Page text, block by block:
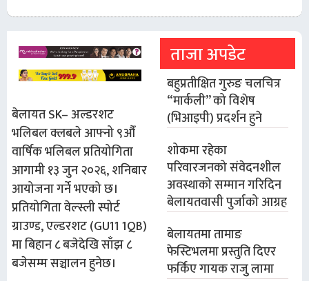
बेलायतSK– अल्डरशट
भलिबल क्लबले आफ्नो ९औँ
वार्षिक भलिबल प्रतियोगिता
आगामी१३ जुन २०२६, शनिबार
आयोजना गर्ने भएको छ।
प्रतियोगितावेल्स्ली स्पोर्ट
ग्राउण्ड, एल्डरशट (GU11 1QB)
मा बिहान ८ बजेदेखि साँझ ८
बजेसम्म सञ्चालन हुनेछ।
ताजा अपडेट
बहुप्रतीक्षित गुरुङ चलचित्र
“मार्कली” को विशेष
(भिआइपी) प्रदर्शन हुने
शोकमा रहेका
परिवारजनको संवेदनशील
अवस्थाको सम्मान गरिदिन
बेलायतवासी पुर्जाको आग्रह
बेलायतमा तामाङ
फेस्टिभलमा प्रस्तुति दिएर
फर्किए गायक राजुु लामा